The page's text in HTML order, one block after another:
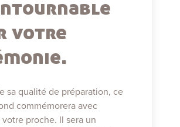
votre
sa qualité de préparation, ce
commémorera avec
proche. Il sera un